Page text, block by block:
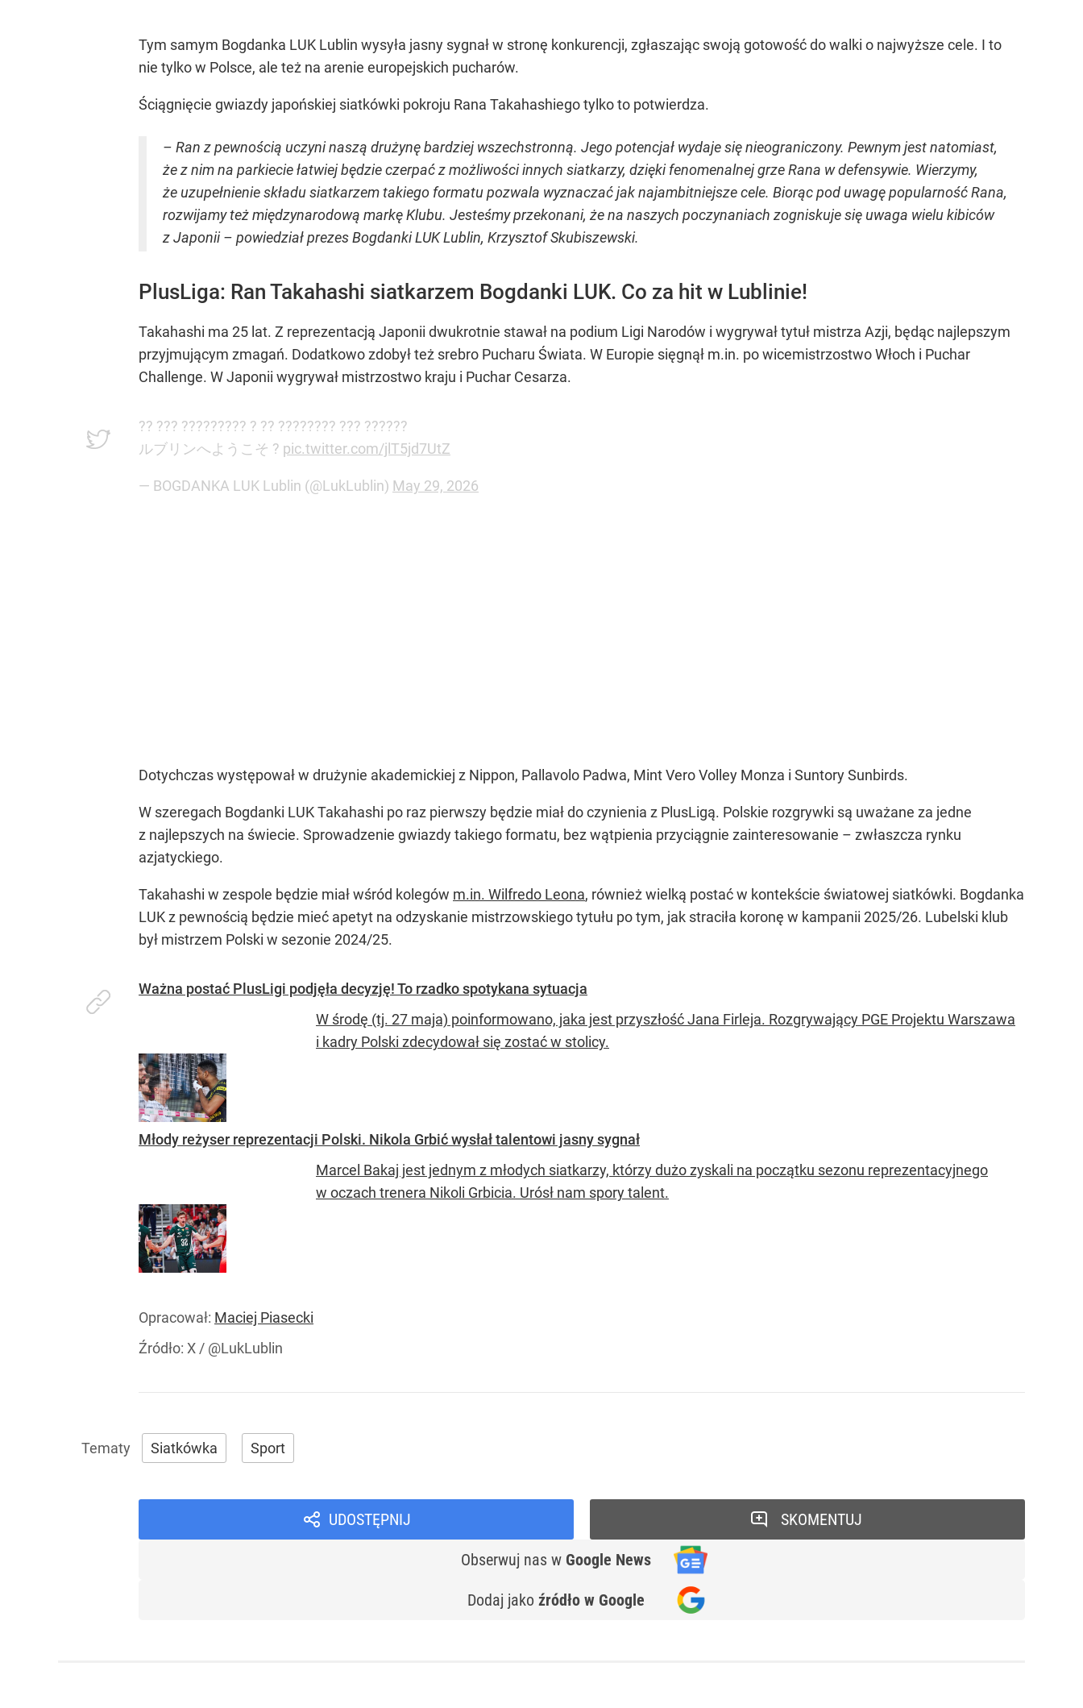
Tym samym Bogdanka LUK Lublin wysyła jasny sygnał w stronę konkurencji, zgłaszając swoją gotowość do walki o najwyższe cele. I to
nie tylko w Polsce, ale też na arenie europejskich pucharów.
Ściągnięcie gwiazdy japońskiej siatkówki pokroju Rana Takahashiego tylko to potwierdza.
– Ran z pewnością uczyni naszą drużynę bardziej wszechstronną. Jego potencjał wydaje się nieograniczony. Pewnym jest natomiast,
że z nim na parkiecie łatwiej będzie czerpać z możliwości innych siatkarzy, dzięki fenomenalnej grze Rana w defensywie. Wierzymy,
że uzupełnienie składu siatkarzem takiego formatu pozwala wyznaczać jak najambitniejsze cele. Biorąc pod uwagę popularność Rana,
rozwijamy też międzynarodową markę Klubu. Jesteśmy przekonani, że na naszych poczynaniach zogniskuje się uwaga wielu kibiców
z Japonii – powiedział prezes Bogdanki LUK Lublin, Krzysztof Skubiszewski.
PlusLiga: Ran Takahashi siatkarzem Bogdanki LUK. Co za hit w Lublinie!
Takahashi ma 25 lat. Z reprezentacją Japonii dwukrotnie stawał na podium Ligi Narodów i wygrywał tytuł mistrza Azji, będąc najlepszym
przyjmującym zmagań. Dodatkowo zdobył też srebro Pucharu Świata. W Europie sięgnął m.in. po wicemistrzostwo Włoch i Puchar
Challenge. W Japonii wygrywał mistrzostwo kraju i Puchar Cesarza.
?? ??? ????????? ? ?? ???????? ??? ??????
ルブリンへようこそ ? pic.twitter.com/jlT5jd7UtZ
— BOGDANKA LUK Lublin (@LukLublin) May 29, 2026
Dotychczas występował w drużynie akademickiej z Nippon, Pallavolo Padwa, Mint Vero Volley Monza i Suntory Sunbirds.
W szeregach Bogdanki LUK Takahashi po raz pierwszy będzie miał do czynienia z PlusLigą. Polskie rozgrywki są uważane za jedne
z najlepszych na świecie. Sprowadzenie gwiazdy takiego formatu, bez wątpienia przyciągnie zainteresowanie – zwłaszcza rynku
azjatyckiego.
Takahashi w zespole będzie miał wśród kolegów m.in. Wilfredo Leona, również wielką postać w kontekście światowej siatkówki. Bogdanka
LUK z pewnością będzie mieć apetyt na odzyskanie mistrzowskiego tytułu po tym, jak straciła koronę w kampanii 2025/26. Lubelski klub
był mistrzem Polski w sezonie 2024/25.
Ważna postać PlusLigi podjęła decyzję! To rzadko spotykana sytuacja
W środę (tj. 27 maja) poinformowano, jaka jest przyszłość Jana Firleja. Rozgrywający PGE Projektu Warszawa
i kadry Polski zdecydował się zostać w stolicy.
Młody reżyser reprezentacji Polski. Nikola Grbić wysłał talentowi jasny sygnał
Marcel Bakaj jest jednym z młodych siatkarzy, którzy dużo zyskali na początku sezonu reprezentacyjnego
w oczach trenera Nikoli Grbicia. Urósł nam spory talent.
Opracował: Maciej Piasecki
Źródło: X / @LukLublin
Siatkówka Sport
UDOSTĘPNIJ
Obserwuj nas w Google News
Dodaj jako źródło w Google
SKOMENTUJ